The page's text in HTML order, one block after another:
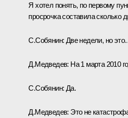
Я хотел понять, по первому
просрочка составила сколько
С.Собянин: Две недели, но
Д.Медведев: На 1 марта 2010
С.Собянин: Да.
Д.Медведев: Это не